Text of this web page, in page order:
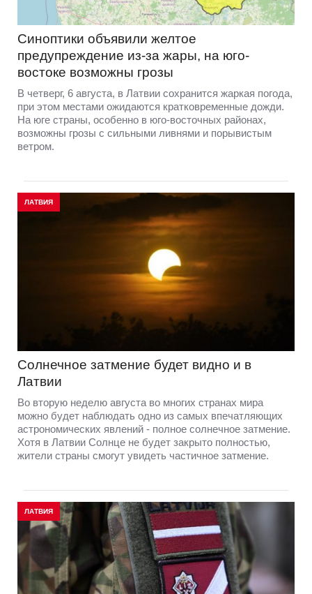
Синоптики объявили желтое
предупреждение из-за жары, на юго-
востоке возможны грозы
В четверг, 6 августа, в Латвии сохранится жаркая погода,
при этом местами ожидаются кратковременные дожди.
На юге страны, особенно в юго-восточных районах,
возможны грозы с сильными ливнями и порывистым
ветром.
ЛАТВИЯ
Солнечное затмение будет видно и в
Латвии
Во вторую неделю августа во многих странах мира
можно будет наблюдать одно из самых впечатляющих
астрономических явлений - полное солнечное затмение.
Хотя в Латвии Солнце не будет закрыто полностью,
жители страны смогут увидеть частичное затмение.
ЛАТВИЯ